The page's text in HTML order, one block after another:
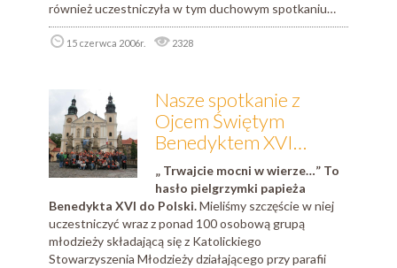
również uczestniczyła w tym duchowym spotkaniu…
15 czerwca 2006r. 2328
Nasze spotkanie z
Ojcem Świętym
Benedyktem XVI…
„ Trwajcie mocni w wierze…” To
hasło pielgrzymki papieża
Benedykta XVI do Polski.Mieliśmy szczęście w niej
uczestniczyć wraz z ponad 100 osobową grupą
młodzieży składającą się z Katolickiego
Stowarzyszenia Młodzieży działającego przy parafii